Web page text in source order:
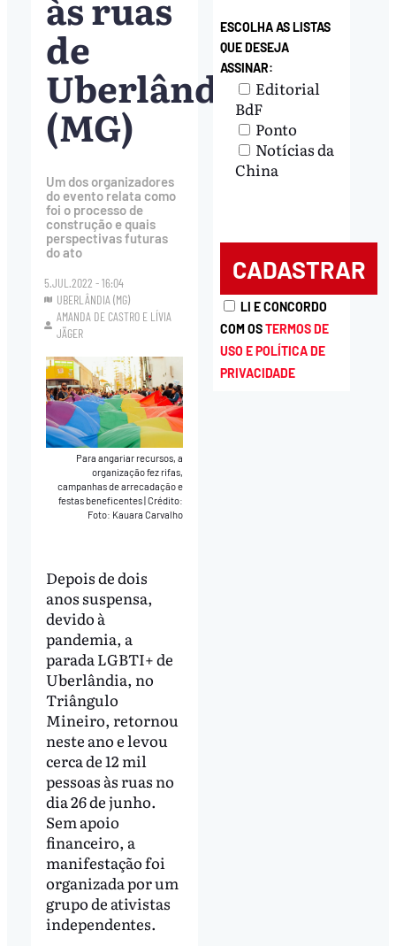
de
Uberlândia
(MG)
Um dos organizadores
do evento relata como
foi o processo de
construção e quais
perspectivas futuras
do ato
5.JUL.2022 - 16:04
UBERLÂNDIA (MG)
AMANDA DE CASTRO E LÍVIA
JÄGER
Para angariar recursos, a
organização fez rifas,
campanhas de arrecadação e
festas beneficentes Crédito:
Foto: Kauara Carvalho
Depois de dois
anos suspensa,
devido à
pandemia, a
parada LGBTI+ de
Uberlândia, no
Triângulo
Mineiro, retornou
neste ano e levou
cerca de 12 mil
pessoas às ruas no
dia 26 de junho.
Sem apoio
financeiro, a
manifestação foi
organizada por um
grupo de ativistas
independentes.
ESCOLHA AS LISTAS
QUE DESEJA
ASSINAR:
Editorial
BdF
Ponto
Notícias da
China
LI E CONCORDO
COM OSTERMOS DE
USO E POLÍTICA DE
PRIVACIDADE